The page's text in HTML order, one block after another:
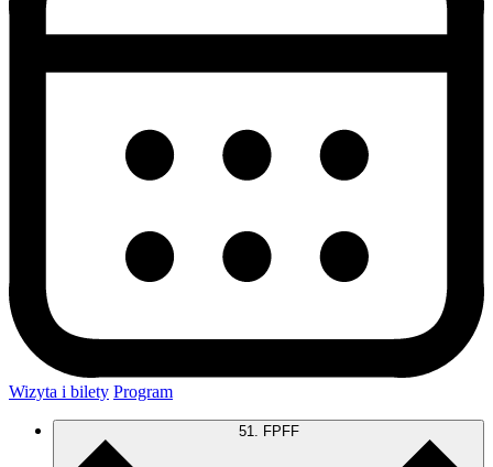
Wizyta i bilety Program
51. FPFF